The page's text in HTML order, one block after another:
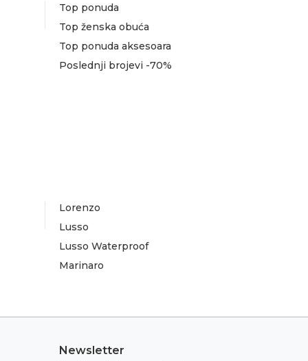
Top ponuda
Top ženska obuća
Top ponuda aksesoara
Poslednji brojevi -70%
Lorenzo
Lusso
Lusso Waterproof
Marinaro
Newsletter